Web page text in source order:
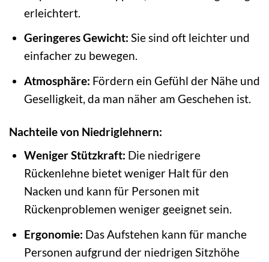
erleichtert.
Geringeres Gewicht: Sie sind oft leichter und
einfacher zu bewegen.
Atmosphäre: Fördern ein Gefühl der Nähe und
Geselligkeit, da man näher am Geschehen ist.
Nachteile von Niedriglehnern:
Weniger Stützkraft: Die niedrigere
Rückenlehne bietet weniger Halt für den
Nacken und kann für Personen mit
Rückenproblemen weniger geeignet sein.
Ergonomie: Das Aufstehen kann für manche
Personen aufgrund der niedrigen Sitzhöhe